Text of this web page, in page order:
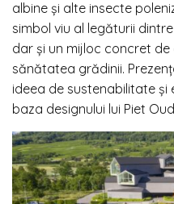
albine și alte insecte
simbol viu al legăturii
dar și un mijloc concret
sănătatea grădinii.
ideea de sustenabilitate
baza designului lui Piet